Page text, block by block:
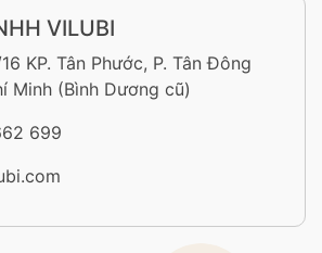
VILUBI
KP. Tân Phước, P. Tân Đông
Minh (Bình Dương cũ)
699